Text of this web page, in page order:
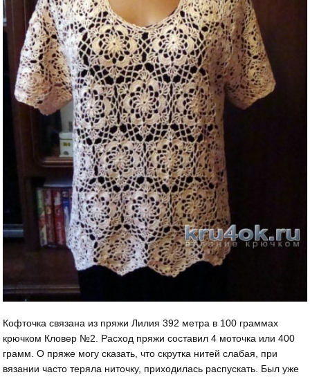
Кофточка связана из пряжи Лилия 392 метра в 100 граммах
крючком Кловер №2. Расход пряжи составил 4 моточка или 400
грамм. О пряже могу сказать, что скрутка нитей слабая, при
вязании часто теряла ниточку, приходилась распускать. Был уже